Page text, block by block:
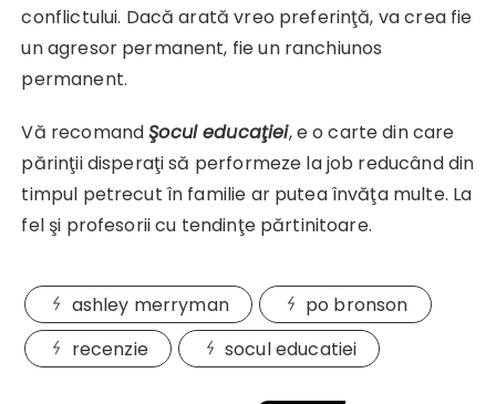
conflictului. Dacă arată vreo preferinţă, va crea fie
un agresor permanent, fie un ranchiunos
permanent.
Vă recomandŞocul educaţiei, e o carte din care
părinţii disperaţi să performeze la job reducând din
timpul petrecut în familie ar putea învăţa multe. La
fel şi profesorii cu tendinţe părtinitoare.
ashley merryman
po bronson
recenzie
socul educatiei